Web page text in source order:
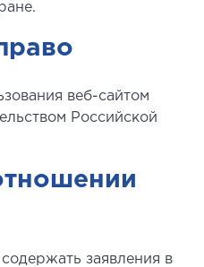
веб-сайтом
Российской
заявления в